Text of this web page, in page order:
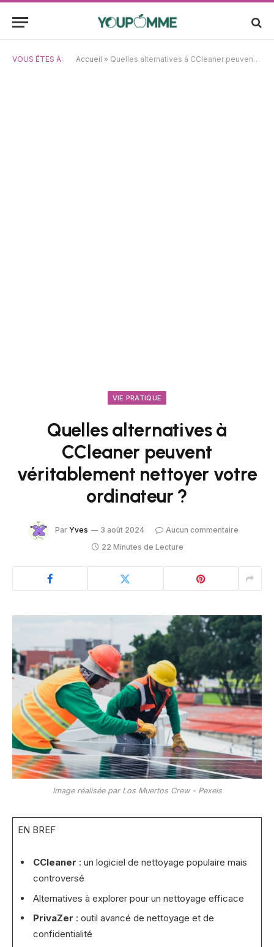
VOUS ÊTES À: Accueil » Quelles alternatives à CCleaner peuvent véritablement nettoyer votre ordinateur ?
VIE PRATIQUE
Quelles alternatives à
CCleaner peuvent
véritablement nettoyer votre
ordinateur ?
Par Yves 3 août 2024
Aucun commentaire
22 Minutes de Lecture
Image réalisée par Los Muertos Crew - Pexels
EN BREF
CCleaner : un logiciel de nettoyage populaire mais
controversé
Alternatives à explorer pour un nettoyage efficace
PrivaZer : outil avancé de nettoyage et de
confidentialité